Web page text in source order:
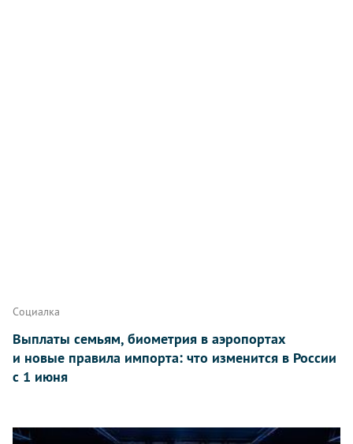
Социалка
Выплаты семьям, биометрия в аэропортах
и новые правила импорта: что изменится в России
с 1 июня